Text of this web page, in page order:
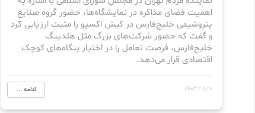
اهمیت فضای مذاکره در نمایشگاه‌ها، حضور گروه صنایع
پتروشیمی خلیج‌فارس در کیش اکسپو را مثبت ارزیابی کرد
و گفت که حضور شرکت‌های بزرگ مثل هلدینگ
خلیج‌فارس، فرصت تعامل را در اختیار بنگاه‌های کوچک
اقتصادی قرار می‌دهد.
1403/11/7 ادامه ...